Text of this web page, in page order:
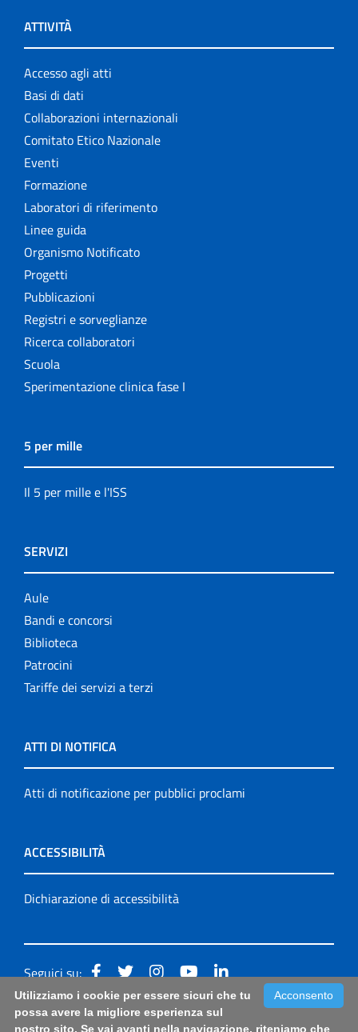
ATTIVITÀ
Accesso agli atti
Basi di dati
Collaborazioni internazionali
Comitato Etico Nazionale
Eventi
Formazione
Laboratori di riferimento
Linee guida
Organismo Notificato
Progetti
Pubblicazioni
Registri e sorveglianze
Ricerca collaboratori
Scuola
Sperimentazione clinica fase I
5 per mille
Il 5 per mille e l'ISS
SERVIZI
Aule
Bandi e concorsi
Biblioteca
Patrocini
Tariffe dei servizi a terzi
ATTI DI NOTIFICA
Atti di notificazione per pubblici proclami
ACCESSIBILITÀ
Dichiarazione di accessibilità
Seguici su:
Accessibilità: form di segnalazione di prima istanza per
Acconsento
Utilizziamo i cookie per essere sicuri che tu
possa avere la migliore esperienza sul
nostro sito. Se vai avanti nella navigazione, riteniamo che